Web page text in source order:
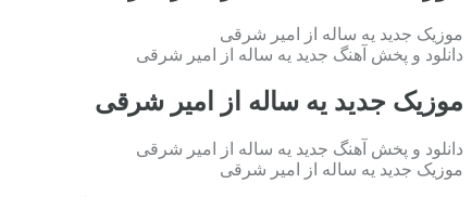
موزیک جدید یه ساله از امیر شرقی
دانلود و پخش آهنگ جدید یه ساله از امیر شرقی
موزیک جدید یه ساله از امیر شرقی
دانلود و پخش آهنگ جدید یه ساله از امیر شرقی
موزیک جدید یه ساله از امیر شرقی